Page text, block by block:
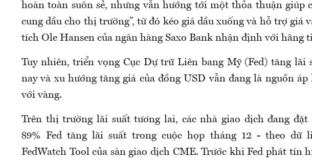
hoàn toàn suôn sẻ, nhưng vẫn hướng tới một thỏa thuận giúp
cung dầu cho thị trường”, từ đó kéo giá dầu xuống và hỗ trợ giá
tích Ole Hansen của ngân hàng Saxo Bank nhận định với hãng
Tuy nhiên, triển vọng Cục Dự trữ Liên bang Mỹ (Fed) tăng lãi
nay và xu hướng tăng giá của đồng USD vẫn đang là nguồn
với vàng.
Trên thị trường lãi suất tương lai, các nhà giao dịch đang đặt
89% Fed tăng lãi suất trong cuộc họp tháng 12 - theo dữ
FedWatch Tool của sàn giao dịch CME. Trước khi Fed phát tín